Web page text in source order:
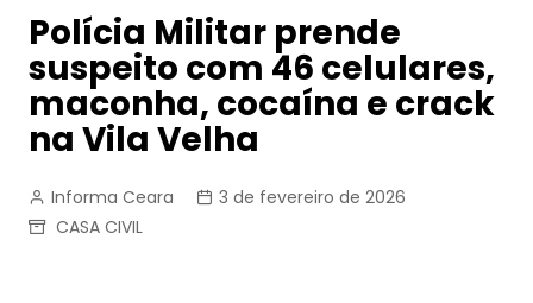
Polícia Militar prende
suspeito com 46 celulares,
maconha, cocaína e crack
na Vila Velha
Informa Ceara
3 de fevereiro de 2026
CASA CIVIL